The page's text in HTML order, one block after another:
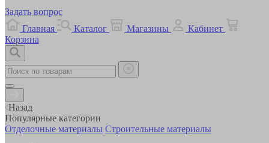
Задать вопрос
Главная
Каталог Магазины
Кабинет
Корзина
Назад
Популярные категории
Отделочные материалы Строительные материалы